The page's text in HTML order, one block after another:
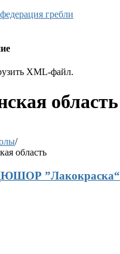
XML-файл.
область
/
область
”Лакокраска“